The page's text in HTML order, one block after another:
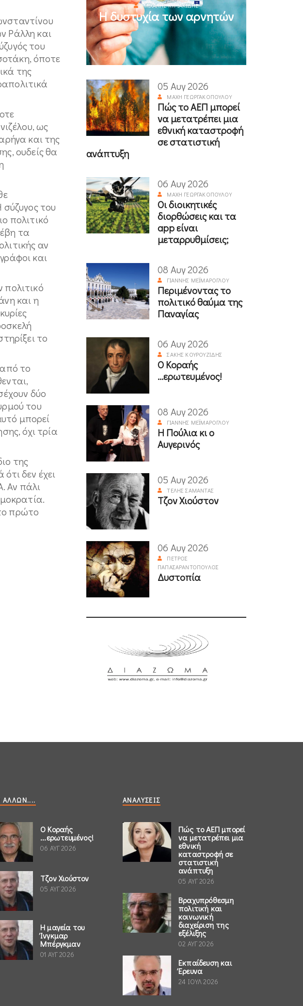
Ράλλη και
του
όποτε
της
ως
και της
ουδείς θα
του
πολιτικό
τα
αν
και
πολιτικό
και η
το
το
δύο
του
μπορεί
όχι τρία
της
δεν έχει
Αν πάλι
πρώτο
ΜΙΧΆΛΗΣ ΚΥΡΙΑΚΊΔΗΣ
Η δυστυχία των αρνητών
05 Αυγ 2026
ΜΆΧΗ ΓΕΩΡΓΑΚΟΠΟΎΛΟΥ
Πώς το ΑΕΠ μπορεί
να μετατρέπει μια
εθνική καταστροφή
σε στατιστική
ανάπτυξη
06 Αυγ 2026
ΜΆΧΗ ΓΕΩΡΓΑΚΟΠΟΎΛΟΥ
Οι διοικητικές
διορθώσεις και τα
app είναι
μεταρρυθμίσεις;
08 Αυγ 2026
ΓΙΆΝΝΗΣ ΜΕΪΜΆΡΟΓΛΟΥ
Περιμένοντας το
πολιτικό θαύμα της
Παναγίας
06 Αυγ 2026
ΣΆΚΗΣ ΚΟΥΡΟΥΖΊΔΗΣ
Ο Κοραής
...ερωτευμένος!
08 Αυγ 2026
ΓΙΆΝΝΗΣ ΜΕΪΜΆΡΟΓΛΟΥ
Η Πούλια κι ο
Αυγερινός
05 Αυγ 2026
ΤΈΛΗΣ ΣΑΜΑΝΤΆΣ
Τζον Χιούστον
06 Αυγ 2026
ΠΈΤΡΟΣ
ΠΑΠΑΣΑΡΑΝΤΌΠΟΥΛΟΣ
Δυστοπία
ΆΛΛΩΝ....
Ο Κοραής
...ερωτευμένος!
06 ΑΥΓ 2026
Τζον Χιούστον
05 ΑΥΓ 2026
Η μαγεία του
Ίνγκμαρ
Μπέργκμαν
01 ΑΥΓ 2026
ΑΝΑΛΎΣΕΙΣ
Πώς το ΑΕΠ μπορεί
να μετατρέπει μια
εθνική
καταστροφή σε
στατιστική
ανάπτυξη
05 ΑΥΓ 2026
Βραχυπρόθεσμη
πολιτική και
κοινωνική
διαχείριση της
εξέλιξης
02 ΑΥΓ 2026
Εκπαίδευση και
Έρευνα
24 ΙΟΥΛ 2026